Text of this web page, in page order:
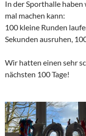
In der Sporthalle
mal machen kann:
100 kleine Runden
Sekunden ausruhen,
Wir hatten einen sehr
nächsten 100 Tage!